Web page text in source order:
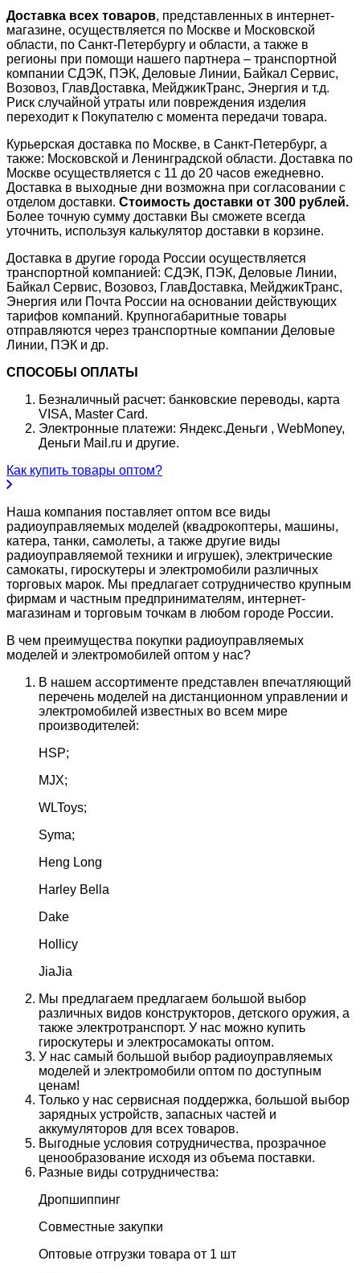
Доставка всех товаров, представленных в интернет-
магазине, осуществляется по Москве и Московской
области, по Санкт-Петербургу и области, а также в
регионы при помощи нашего партнера – транспортной
компании СДЭК, ПЭК, Деловые Линии, Байкал Сервис,
Возовоз, ГлавДоставка, МейджикТранс, Энергия и т.д.
Риск случайной утраты или повреждения изделия
переходит к Покупателю с момента передачи товара.
Курьерская доставка по Москве, в Санкт-Петербург, а
также: Московской и Ленинградской области. Доставка по
Москве осуществляется с 11 до 20 часов ежедневно.
Доставка в выходные дни возможна при согласовании с
отделом доставки. Стоимость доставки от 300 рублей.
Более точную сумму доставки Вы сможете всегда
уточнить, используя калькулятор доставки в корзине.
Доставка в другие города России осуществляется
транспортной компанией: СДЭК, ПЭК, Деловые Линии,
Байкал Сервис, Возовоз, ГлавДоставка, МейджикТранс,
Энергия или Почта России на основании действующих
тарифов компаний. Крупногабаритные товары
отправляются через транспортные компании Деловые
Линии, ПЭК и др.
СПОСОБЫ ОПЛАТЫ
Безналичный расчет: банковские переводы, карта
VISA, Master Card.
Электронные платежи: Яндекс.Деньги , WebMoney,
Деньги Mail.ru и другие.
Как купить товары оптом?
Наша компания поставляет оптом все виды
радиоуправляемых моделей (квадрокоптеры, машины,
катера, танки, самолеты, а также другие виды
радиоуправляемой техники и игрушек), электрические
самокаты, гироскутеры и электромобили различных
торговых марок. Мы предлагает сотрудничество крупным
фирмам и частным предпринимателям, интернет-
магазинам и торговым точкам в любом городе России.
В чем преимущества покупки радиоуправляемых
моделей и электромобилей оптом у нас?
В нашем ассортименте представлен впечатляющий
перечень моделей на дистанционном управлении и
электромобилей известных во всем мире
производителей:
HSP;
MJX;
WLToys;
Syma;
Heng Long
Harley Bella
Dake
Hollicy
JiaJia
Мы предлагаем предлагаем большой выбор
различных видов конструкторов, детского оружия, а
также электротранспорт. У нас можно купить
гироскутеры и электросамокаты оптом.
У нас самый большой выбор радиоуправляемых
моделей и электромобили оптом по доступным
ценам!
Только у нас сервисная поддержка, большой выбор
зарядных устройств, запасных частей и
аккумуляторов для всех товаров.
Выгодные условия сотрудничества, прозрачное
ценообразование исходя из объема поставки.
Разные виды сотрудничества:
Дропшиппинг
Совместные закупки
Оптовые отгрузки товара от 1 шт